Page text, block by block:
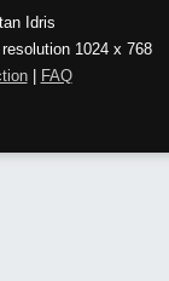
Idris
1024 x 768
| FAQ